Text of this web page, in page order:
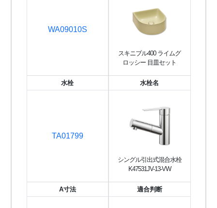
WA09010S
スキニブル400 ライムグ
ロッシー 目皿セット
水栓
TA01799
水栓名
シングル引出式混合水栓
K47531JV-13-VW
A寸法 適合判断